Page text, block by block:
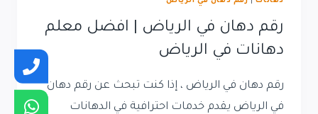
رقم دهان في الرياض | افضل معلم
دهانات في الرياض
رقم دهان في الرياض ، إذا كنت تبحث عن رقم دهان
في الرياض يقدم خدمات احترافية في الدهانات